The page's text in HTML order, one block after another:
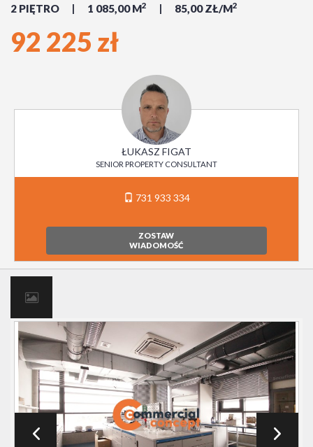
2 PIĘTRO 1 085,00 M2 85,00 ZŁ/M2
92 225 zł
ŁUKASZ FIGAT
SENIOR PROPERTY CONSULTANT
731 933 334
ZOSTAW
WIADOMOŚĆ